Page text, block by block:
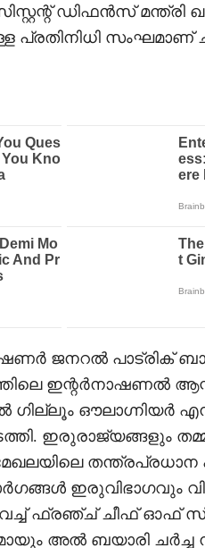
ഡിഫൻസ് മന്ത്രി
പ്രതിനിധി സംഘമാണ്
ജനറൽ പാട്രിക്
ഇന്റർനാഷണൽ ആന്റ്
ഔലാഗ്നിയർ
ഇരുരാജ്യങ്ങളും
തന്ത്രപ്രധാന
ഇരുവിഭാഗവും
വെച്ച് ഫ്രഞ്ച് ചീഫ് ഓഫ്
അൽ ബയാരി ചർച്ച